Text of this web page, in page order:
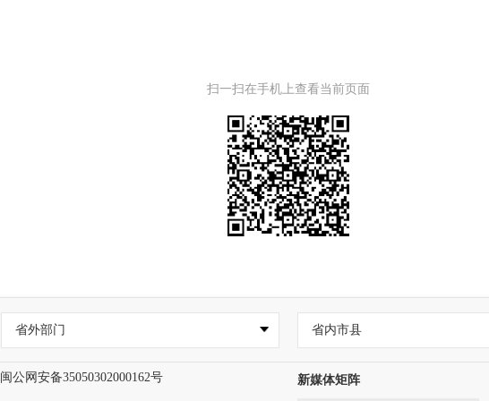
扫一扫在手机上查看当前页面
省外部门 省内市县
闽公网安备35050302000162号 新媒体矩阵